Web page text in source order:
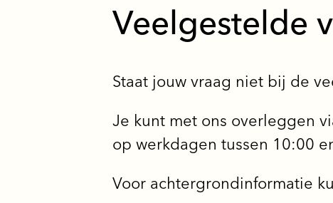
Veelgestelde
Staat jouw vraag niet bij de
Je kunt met ons overleggen
op werkdagen tussen 10:00
Voor achtergrondinformatie